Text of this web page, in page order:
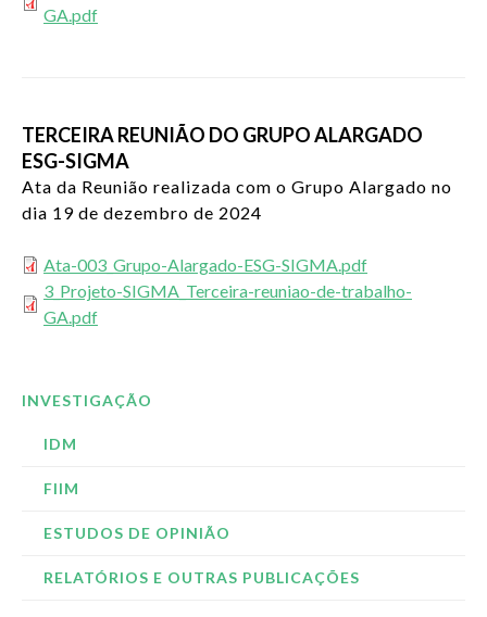
GA.pdf
TERCEIRA REUNIÃO DO GRUPO ALARGADO
ESG-SIGMA
Ata da Reunião realizada com o Grupo Alargado no
dia 19 de dezembro de 2024
Ata-003_Grupo-Alargado-ESG-SIGMA.pdf
3_Projeto-SIGMA_Terceira-reuniao-de-trabalho-
GA.pdf
INVESTIGAÇÃO
IDM
FIIM
ESTUDOS DE OPINIÃO
RELATÓRIOS E OUTRAS PUBLICAÇÕES